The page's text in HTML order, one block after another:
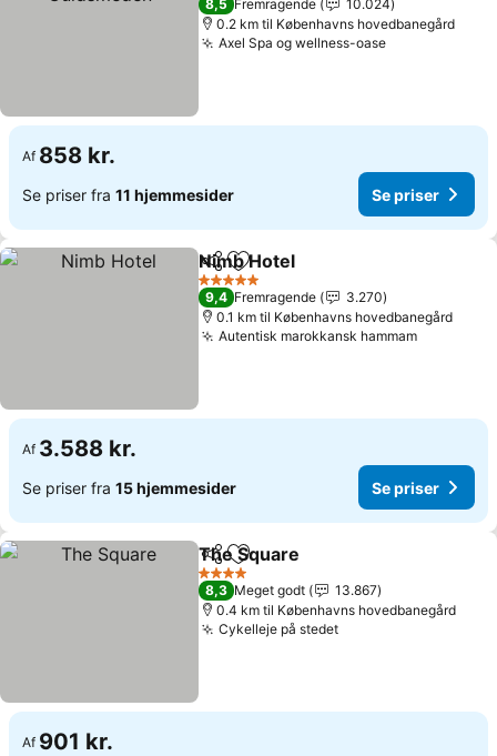
8,5 Fremragende
10.024
0.2 km til Københavns hovedbanegård
Axel Spa og wellness-oase
Af 858 kr.
Se priser fra 11 hjemmesider Se priser
Del Føj til favoritter
Nimb Hotel
5 Stjerner
9,4 Fremragende
3.270
0.1 km til Københavns hovedbanegård
Autentisk marokkansk hammam
Af 3.588 kr.
Se priser fra 15 hjemmesider Se priser
Del Føj til favoritter
The Square
4 Stjerner
8,3 Meget godt
13.867
0.4 km til Københavns hovedbanegård
Cykelleje på stedet
Af 901 kr.